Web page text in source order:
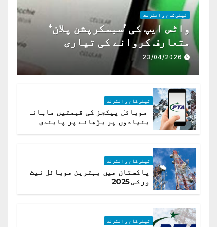
ٹیلی کام و انٹرنٹ
واٹس ایپ کی ’سبسکرپشن پلان‘
متعارف کروانے کی تیاری
23/04/2026
ٹیلی کام و انٹرنٹ
موبائل پیکجز کی قیمتیں ماہانہ
بنیادوں پر بڑھانے پر پابندی
ٹیلی کام و انٹرنٹ
پاکستان میں بہترین موبائل نیٹ
ورکس 2025
ٹیلی کام و انٹرنٹ